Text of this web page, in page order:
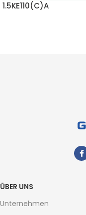
1.5KE110(C)A
ÜBER UNS
Unternehmen